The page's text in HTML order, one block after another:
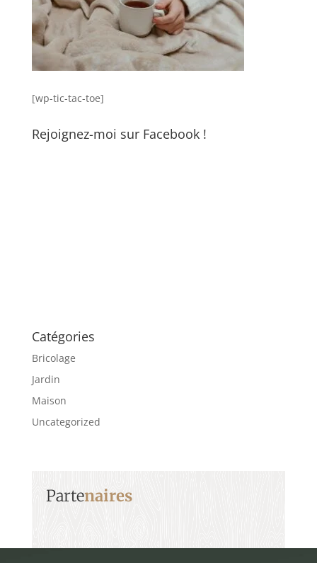
[wp-tic-tac-toe]
Rejoignez-moi sur Facebook !
Catégories
Bricolage
Jardin
Maison
Uncategorized
Partenaires